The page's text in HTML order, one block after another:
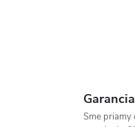
Sme priamy